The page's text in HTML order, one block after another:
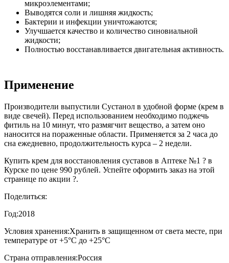
микроэлементами;
Выводятся соли и лишняя жидкость;
Бактерии и инфекции уничтожаются;
Улучшается качество и количество синовиальной
жидкости;
Полностью восстанавливается двигательная активность.
Применение
Производители выпустили Сустанол в удобной форме (крем в
виде свечей). Перед использованием необходимо поджечь
фитиль на 10 минут, что размягчит вещество, а затем оно
наносится на пораженные области. Применяется за 2 часа до
сна ежедневно, продолжительность курса – 2 недели.
Купить крем для восстановления суставов в Аптеке №1 ? в
Курске по цене 990 рублей. Успейте оформить заказ на этой
странице по акции ?.
Поделиться:
Год:2018
Условия хранения:Хранить в защищенном от света месте, при
температуре от +5°С до +25°С
Страна отправления:Россия